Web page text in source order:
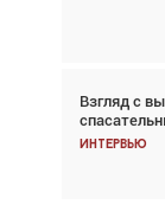
Взгляд с
Интервью
Частный
покупке
Интервью